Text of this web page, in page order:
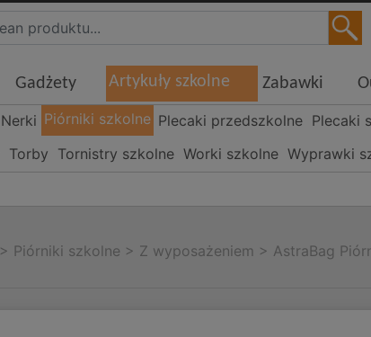
Gadżety Artykuły szkolne Zabawki
Nerki Piórniki szkolne Plecaki przedszkolne Plecaki
Torby Tornistry szkolne Worki szkolne Wyprawki
> Piórniki szkolne > Z wyposażeniem > AstraBag